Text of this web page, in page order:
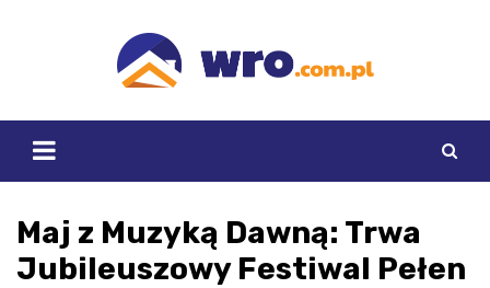
Maj z Muzyką Dawną: Trwa
Jubileuszowy Festiwal Pełen